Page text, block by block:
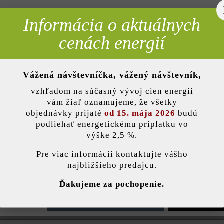
Opis produktu
nástenné svietidlo s vkusným lomeným dizajnom. Wedge má
vo vyhotovení Wedge Slim s obdĺžnikovou základňou s rozmermi 5
Výkon vo W:
používa súbory cookie, aby vám ponúkla najlepšiu možnú funkčnosť...
Povoliť všetky
Informácia o aktuálnych
cenách energií
Vážená návštevníčka, vážený návštevník,
vzhľadom na súčasný vývoj cien energií
vám žiaľ oznamujeme, že všetky
objednávky prijaté od 15. mája 2026 budú
podliehať energetickému príplatku vo
výške 2,5 %.
Pre viac informácií kontaktujte vášho
najbližšieho predajcu.
Ďakujeme za pochopenie.